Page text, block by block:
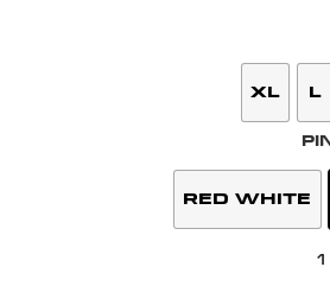
L
XL
Red White